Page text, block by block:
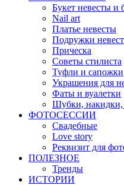
Букет невесты и
Nail art
Платье невесты
Подружки
Прическа
Советы стилиста
Туфли и сапожки
Украшения для
Фаты и вуалетки
Шубки, накидки,
ФОТОСЕССИИ
Свадебные
Love story
Реквизит для
ПОЛЕЗНОЕ
Тренды
ИСТОРИИ